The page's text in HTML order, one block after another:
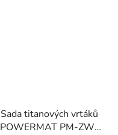
Sada titanových vrtáků
POWERMAT PM-ZW-